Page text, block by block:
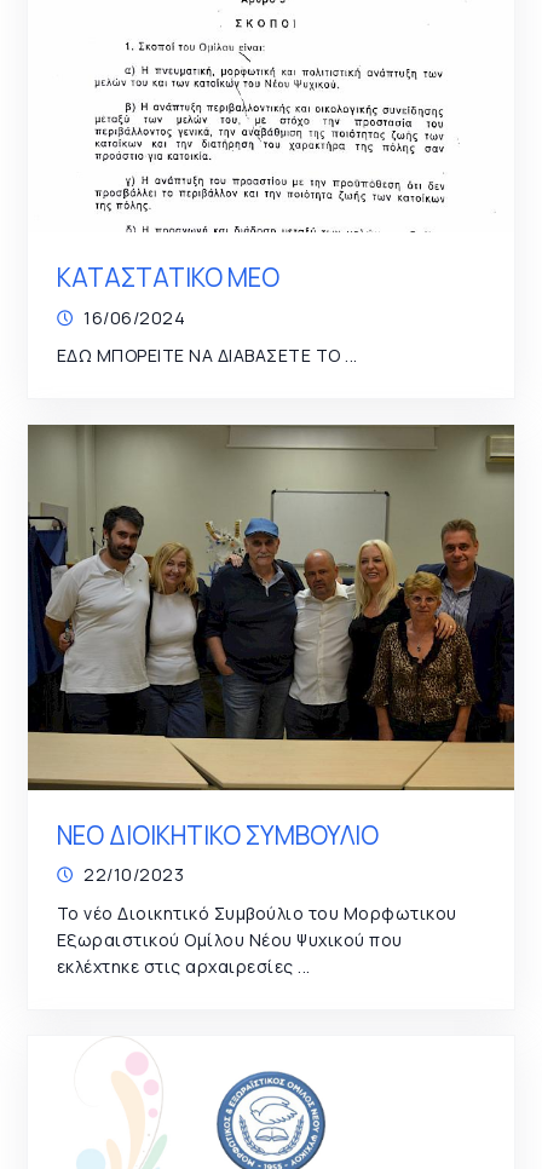
ΚΑΤΑΣΤΑΤΙΚΟ ΜΕΟ
16/06/2024
ΕΔΩ ΜΠΟΡΕΙΤΕ ΝΑ ΔΙΑΒΑΣΕΤΕ ΤΟ ...
ΝΕΟ ΔΙΟΙΚΗΤΙΚΟ ΣΥΜΒΟΥΛΙΟ
22/10/2023
Το νέο Διοικητικό Συμβούλιο του Μορφωτικου
Εξωραιστικού Ομίλου Νέου Ψυχικού που
εκλέχτηκε στις αρχαιρεσίες ...